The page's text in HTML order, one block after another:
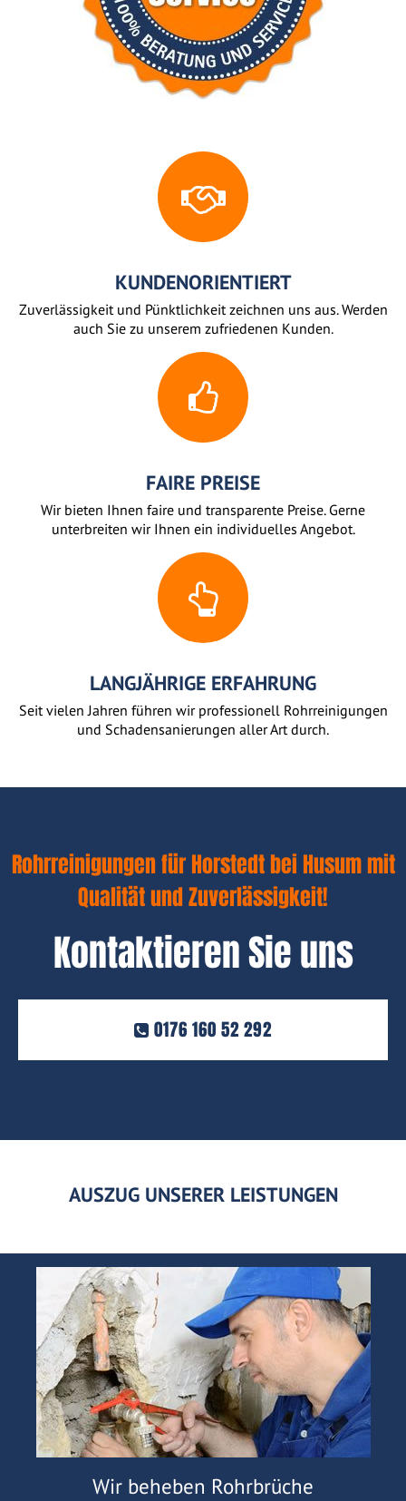
KUNDENORIENTIERT
Zuverlässigkeit und Pünktlichkeit zeichnen uns aus. Werden
auch Sie zu unserem zufriedenen Kunden.
FAIRE PREISE
Wir bieten Ihnen faire und transparente Preise. Gerne
unterbreiten wir Ihnen ein individuelles Angebot.
LANGJÄHRIGE ERFAHRUNG
Seit vielen Jahren führen wir professionell Rohrreinigungen
und Schadensanierungen aller Art durch.
Rohrreinigungen für Horstedt bei Husum mit
Qualität und Zuverlässigkeit!
Kontaktieren Sie uns
0176 160 52 292
AUSZUG UNSERER LEISTUNGEN
Wir beheben Rohrbrüche